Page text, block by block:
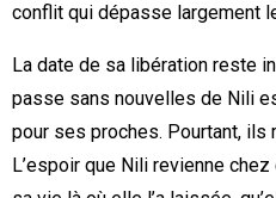
conflit qui dépasse largement
La date de sa libération reste
passe sans nouvelles de Nili
pour ses proches. Pourtant, ils
L’espoir que Nili revienne